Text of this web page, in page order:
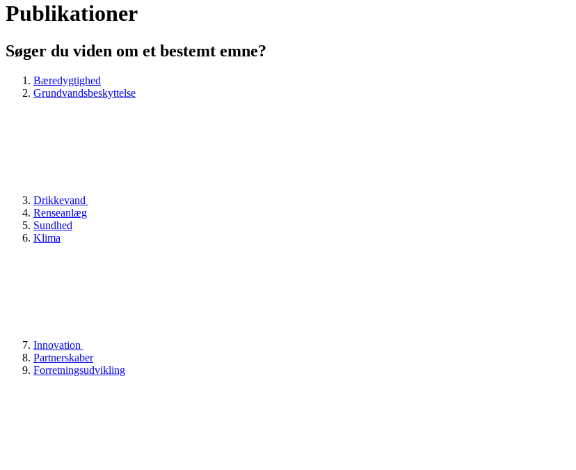
Publikationer
Søger du viden om et bestemt emne?
Bæredygtighed
Grundvandsbeskyttelse
Drikkevand
Renseanlæg
Sundhed
Klima
Innovation
Partnerskaber
Forretningsudvikling